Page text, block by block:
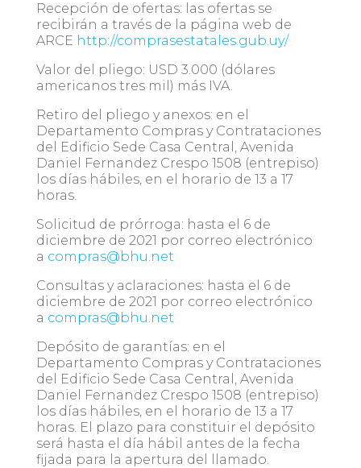
Recepción de ofertas: las ofertas se
recibirán a través de la página web de
ARCE http://comprasestatales.gub.uy/
Valor del pliego: USD 3.000 (dólares
americanos tres mil) más IVA.
Retiro del pliego y anexos: en el
Departamento Compras y Contrataciones
del Edificio Sede Casa Central, Avenida
Daniel Fernandez Crespo 1508 (entrepiso)
los días hábiles, en el horario de 13 a 17
horas.
Solicitud de prórroga: hasta el 6 de
diciembre de 2021 por correo electrónico
a compras@bhu.net
Consultas y aclaraciones: hasta el 6 de
diciembre de 2021 por correo electrónico
a compras@bhu.net
Depósito de garantías: en el
Departamento Compras y Contrataciones
del Edificio Sede Casa Central, Avenida
Daniel Fernandez Crespo 1508 (entrepiso)
los días hábiles, en el horario de 13 a 17
horas. El plazo para constituir el depósito
será hasta el día hábil antes de la fecha
fijada para la apertura del llamado.